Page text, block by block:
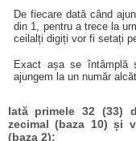
De fiecare dată când
din 1, pentru a trece la
ceilalți digiți vor fi setați
Exact așa se întâmplă
ajungem la un număr
Iată primele 32 (33)
zecimal (baza 10) și
(baza 2):